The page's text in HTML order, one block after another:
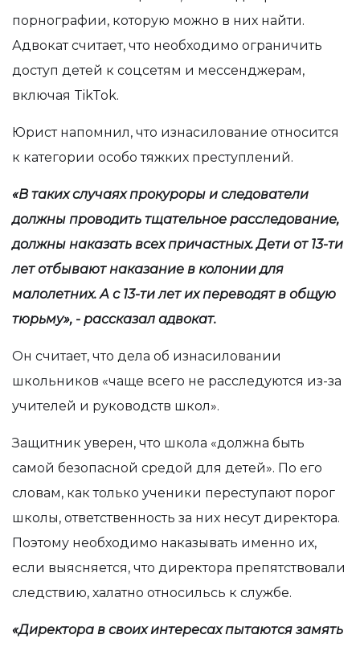
порнографии, которую можно в них найти.
Адвокат считает, что необходимо ограничить
доступ детей к соцсетям и мессенджерам,
включая TikTok.
Юрист напомнил, что изнасилование относится
к категории особо тяжких преступлений.
«В таких случаях прокуроры и следователи
должны проводить тщательное расследование,
должны наказать всех причастных. Дети от 13-ти
лет отбывают наказание в колонии для
малолетних. А с 13-ти лет их переводят в общую
тюрьму», - рассказал адвокат.
Он считает, что дела об изнасиловании
школьников «чаще всего не расследуются из-за
учителей и руководств школ».
Защитник уверен, что школа «должна быть
самой безопасной средой для детей». По его
словам, как только ученики переступают порог
школы, ответственность за них несут директора.
Поэтому необходимо наказывать именно их,
если выясняется, что директора препятствовали
следствию, халатно относильсь к службе.
«Директора в своих интересах пытаются замять